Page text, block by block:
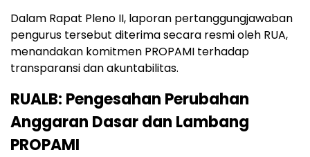
Dalam Rapat Pleno II, laporan pertanggungjawaban
pengurus tersebut diterima secara resmi oleh RUA,
menandakan komitmen PROPAMI terhadap
transparansi dan akuntabilitas.
RUALB: Pengesahan Perubahan
Anggaran Dasar dan Lambang
PROPAMI